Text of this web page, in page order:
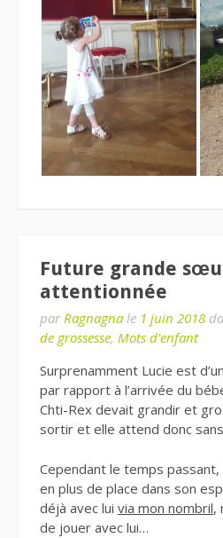
Future grande
attentionnée
par Ragnagna le 1 juin 2018
de grossesse, Mots d'enfant
Surprenamment Lucie est
par rapport à l’arrivée du
Chti-Rex devait grandir et
sortir et elle attend donc
Cependant le temps
en plus de place dans son
déjà avec lui via mon nombril,
de jouer avec lui…